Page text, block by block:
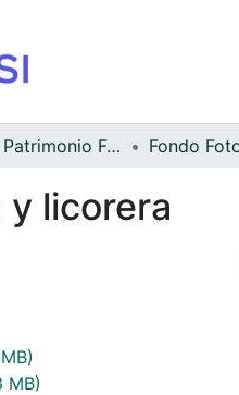
Archivo del Patrimonio Fotográfico y Fílmico del Valle del Cauca
y licorera
MB)